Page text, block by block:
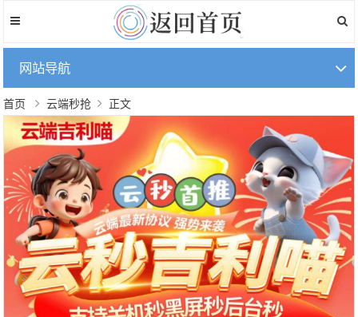
网站导航
首页 云端秒抢 正文